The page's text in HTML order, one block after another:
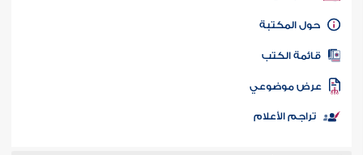
كتاب الأمة
المكتبة
الكتب
موضوعي